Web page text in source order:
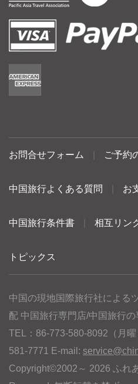
お問合せフォーム ご予約
中国旅行よくある質問 お
中国旅行条件書 相互リン
トピックス
中国の現地国際旅行社による
配 中国旅行専門店/中国旅行の
TEL：86-773-580-8092（月
581-7771 E-mail:
Copyright©2002～ 2026 ふれ